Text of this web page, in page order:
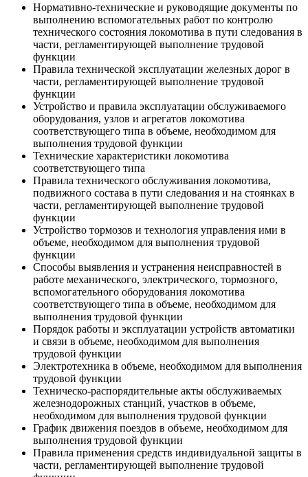
Нормативно-технические и руководящие документы по
выполнению вспомогательных работ по контролю
технического состояния локомотива в пути следования в
части, регламентирующей выполнение трудовой
функции
Правила технической эксплуатации железных дорог в
части, регламентирующей выполнение трудовой
функции
Устройство и правила эксплуатации обслуживаемого
оборудования, узлов и агрегатов локомотива
соответствующего типа в объеме, необходимом для
выполнения трудовой функции
Технические характеристики локомотива
соответствующего типа
Правила технического обслуживания локомотива,
подвижного состава в пути следования и на стоянках в
части, регламентирующей выполнение трудовой
функции
Устройство тормозов и технология управления ими в
объеме, необходимом для выполнения трудовой
функции
Способы выявления и устранения неисправностей в
работе механического, электрического, тормозного,
вспомогательного оборудования локомотива
соответствующего типа в объеме, необходимом для
выполнения трудовой функции
Порядок работы и эксплуатации устройств автоматики
и связи в объеме, необходимом для выполнения
трудовой функции
Электротехника в объеме, необходимом для выполнения
трудовой функции
Техническо-распорядительные акты обслуживаемых
железнодорожных станций, участков в объеме,
необходимом для выполнения трудовой функции
График движения поездов в объеме, необходимом для
выполнения трудовой функции
Правила применения средств индивидуальной защиты в
части, регламентирующей выполнение трудовой